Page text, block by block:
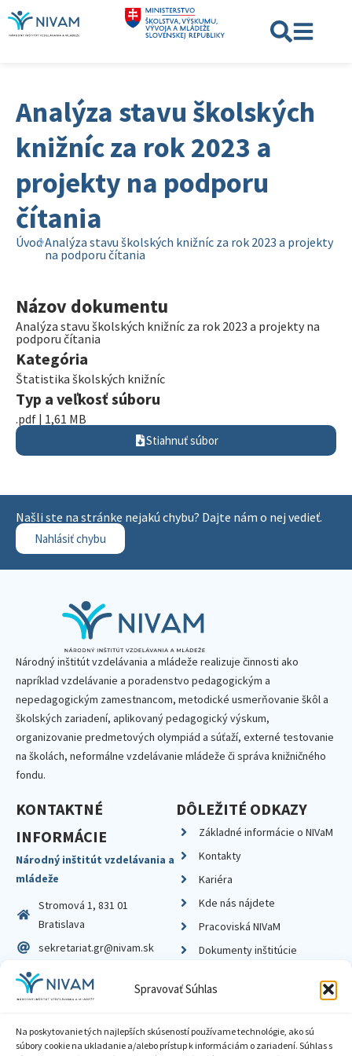
Spravovať Súhlas
Na poskytovanie tých najlepších skúseností používame technológie, ako sú
súbory cookie na ukladanie a/alebo prístup k informáciám o zariadení. Súhlas s
Analýza stavu školských
knižníc za rok 2023 a
projekty na podporu
čítania
ÚvodAnalýza stavu školských knižníc za rok 2023 a projekty
na podporu čítania
Názov dokumentu
Analýza stavu školských knižníc za rok 2023 a projekty na
podporu čítania
Kategória
Štatistika školských knižníc
Typ a veľkosť súboru
.pdf | 1,61 MB
Stiahnuť súbor
Našli ste na stránke nejakú chybu? Dajte nám o nej vedieť.
Nahlásiť chybu
Národný inštitút vzdelávania a mládeže realizuje činnosti ako
napríklad vzdelávanie a poradenstvo pedagogickým a
nepedagogickým zamestnancom, metodické usmerňovanie škôl a
školských zariadení, aplikovaný pedagogický výskum,
organizovanie predmetových olympiád a súťaží, externé testovanie
na školách, neformálne vzdelávanie mládeže či správa knižničného
fondu.
KONTAKTNÉ
INFORMÁCIE
Národný inštitút vzdelávania a
mládeže
Stromová 1, 831 01
Bratislava
sekretariat.gr@nivam.sk
IČO: 00164348
DIČ: 2020798714
DÔLEŽITÉ ODKAZY
Základné informácie o NIVaM
Kontakty
Kariéra
Kde nás nájdete
Pracoviská NIVaM
Dokumenty inštitúcie